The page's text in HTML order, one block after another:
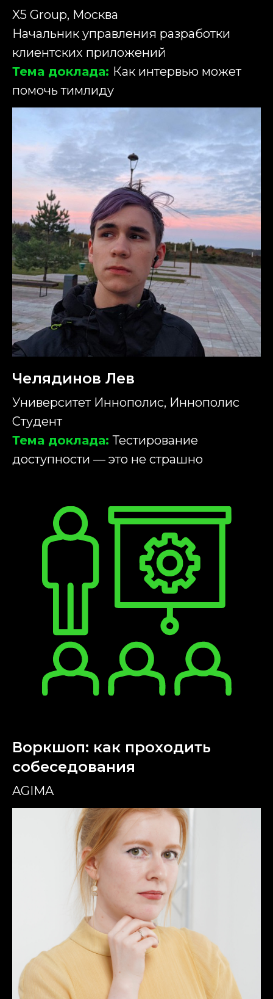
X5 Group, Москва
Начальник управления разработки
клиентских приложений
Тема доклада: Как интервью может
помочь тимлиду
Челядинов Лев
Университет Иннополис, Иннополис
Студент
Тема доклада:Тестирование
доступности — это не страшно
Воркшоп: как проходить
собеседования
AGIMA